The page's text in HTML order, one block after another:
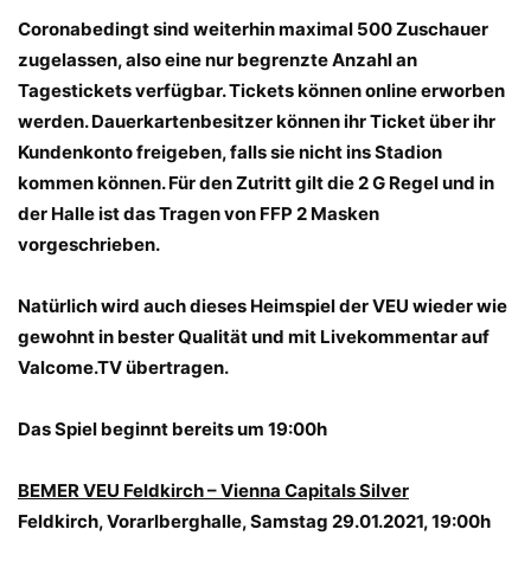
Coronabedingt sind weiterhin maximal 500 Zuschauer
zugelassen, also eine nur begrenzte Anzahl an
Tagestickets verfügbar. Tickets können online erworben
werden. Dauerkartenbesitzer können ihr Ticket über ihr
Kundenkonto freigeben, falls sie nicht ins Stadion
kommen können. Für den Zutritt gilt die 2 G Regel und in
der Halle ist das Tragen von FFP 2 Masken
vorgeschrieben.
Natürlich wird auch dieses Heimspiel der VEU wieder wie
gewohnt in bester Qualität und mit Livekommentar auf
Valcome.TV übertragen.
Das Spiel beginnt bereits um 19:00h
BEMER VEU Feldkirch – Vienna Capitals Silver
Feldkirch, Vorarlberghalle, Samstag 29.01.2021, 19:00h